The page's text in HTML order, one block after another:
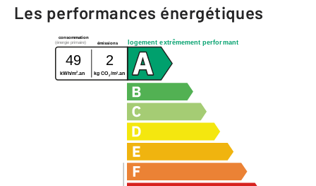
Les performances énergétiques
logement extrêmement performant
consommation
émissions
(énergie primaire)
49 2
kWh/m2.an kg CO2 /m2.an